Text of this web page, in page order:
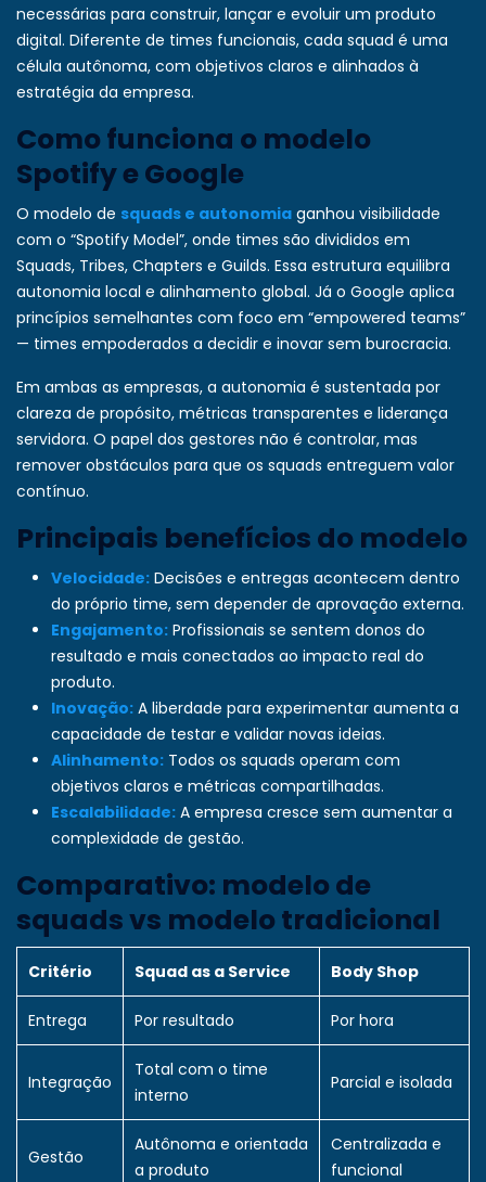
necessárias para construir, lançar e evoluir um produto
digital. Diferente de times funcionais, cada squad é uma
célula autônoma, com objetivos claros e alinhados à
estratégia da empresa.
Como funciona o modelo
Spotify e Google
O modelo de squads e autonomia ganhou visibilidade
com o “Spotify Model”, onde times são divididos em
Squads, Tribes, Chapters e Guilds. Essa estrutura equilibra
autonomia local e alinhamento global. Já o Google aplica
princípios semelhantes com foco em “empowered teams”
— times empoderados a decidir e inovar sem burocracia.
Em ambas as empresas, a autonomia é sustentada por
clareza de propósito, métricas transparentes e liderança
servidora. O papel dos gestores não é controlar, mas
remover obstáculos para que os squads entreguem valor
contínuo.
Principais benefícios do modelo
Velocidade: Decisões e entregas acontecem dentro
do próprio time, sem depender de aprovação externa.
Engajamento: Profissionais se sentem donos do
resultado e mais conectados ao impacto real do
produto.
Inovação: A liberdade para experimentar aumenta a
capacidade de testar e validar novas ideias.
Alinhamento: Todos os squads operam com
objetivos claros e métricas compartilhadas.
Escalabilidade: A empresa cresce sem aumentar a
complexidade de gestão.
Comparativo: modelo de
squads vs modelo tradicional
Critério Squad as a Service Body Shop
Entrega Por resultado Por hora
Integração
Total com o time
interno
Parcial e isolada
Gestão
Autônoma e orientada
a produto
Centralizada e
funcional